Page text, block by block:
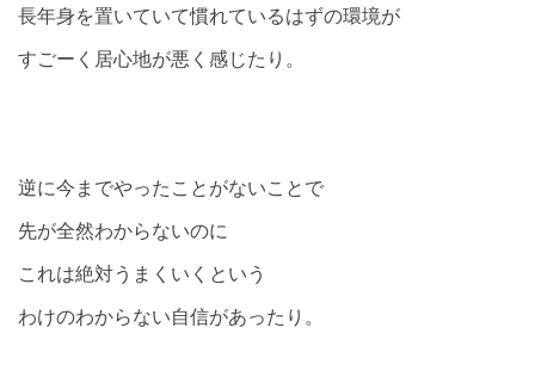
長年身を置いていて慣れているはずの環境が
すごーく居心地が悪く感じたり。
逆に今までやったことがないことで
先が全然わからないのに
これは絶対うまくいくという
わけのわからない自信があったり。